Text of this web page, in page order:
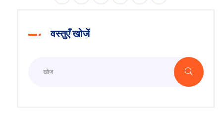
वस्तुएँ खोजें